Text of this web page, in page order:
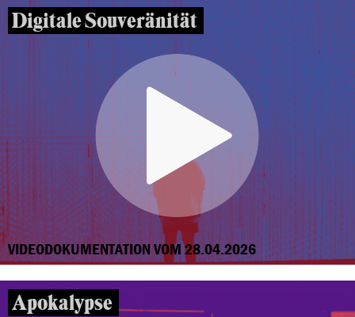
Digitale Souveränität
VIDEODOKUMENTATION VOM 28.04.2026
Apokalypse